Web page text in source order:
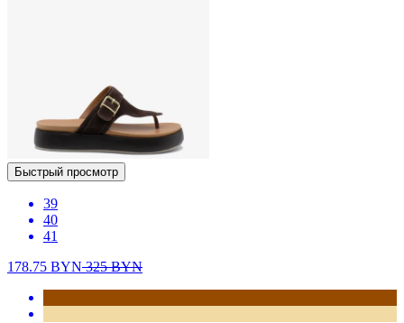
Быстрый просмотр
39
40
41
178.75 BYN325BYN